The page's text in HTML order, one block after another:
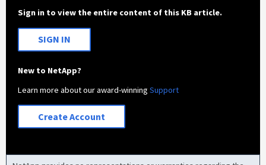
Sign in to view the entire content of this KB article.
SIGN IN
New to NetApp?
Learn more about our award-winningSupport
Create Account